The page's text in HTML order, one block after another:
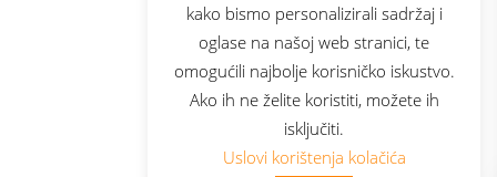
kako bismo personalizirali sadržaj i
oglase na našoj web stranici, te
omogućili najbolje korisničko iskustvo.
Ako ih ne želite koristiti, možete ih
isključiti.
Uslovi korištenja kolačića